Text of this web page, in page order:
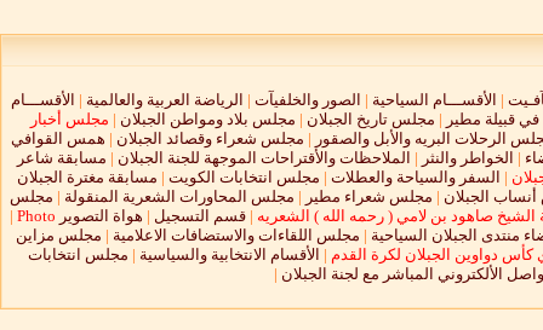
| الأقســـام السياحية | الصور والخلفيآت | الرياضة العربية والعالمية | الأقســـام
في قبيلة مطير | مجلس تاريخ الجبلان | مجلس بلاد ومواطن الجبلان | مجلس أخبار
الرحلات البريه والأبل والصقور | مجلس شعراء وقصائد الجبلان | همس القوافي
| الخواطر والنثر | الملاحظات والأقتراحات الموجهة للجنة الجبلان | مسابقة شاعر
| السفر والسياحة والعطلات | مجلس انتخابات الكويت | مسابقة مغترة الجبلان
الجبلان | مجلس شعراء مطير | مجلس المحاورات الشعرية المنقولة | مجلس
الشيخ صاهود بن لامي ( رحمه الله ) الشعريه | قسم التسجيل | هواة التصوير Photo
|
منتدى الجبلان السياحية | مجلس اللقاءات والاستضافات الاعلامية | مجلس مزاين
كأس دواوين الجبلان لكرة القدم | الأقسام الانتخابية والسياسية | مجلس انتخابات
الألكتروني المباشر مع لجنة الجبلان |